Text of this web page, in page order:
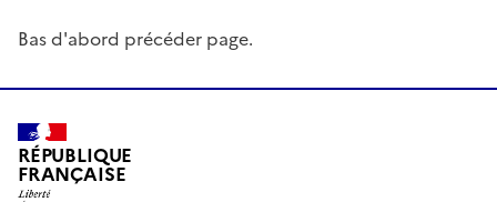
Bas d'abord précéder page.
RÉPUBLIQUE
FRANÇAISE